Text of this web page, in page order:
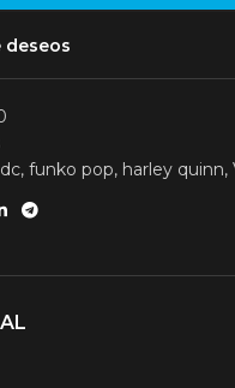
deseos
dc, funko pop, harley quinn,